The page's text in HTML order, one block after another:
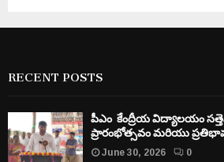
RECENT POSTS
పీఎం కేంద్రీయ విద్యాలయం
ప్రారంభోత్సవం మరియు
June 30, 2026
0